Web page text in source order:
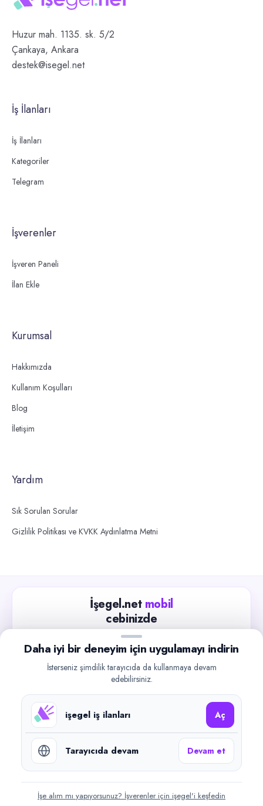
Huzur mah. 1135. sk. 5/2
Çankaya, Ankara
destek@isegel.net
İş İlanları
İş İlanları
Kategoriler
Telegram
İşverenler
İşveren Paneli
İlan Ekle
Kurumsal
Hakkımızda
Kullanım Koşulları
Blog
İletişim
Yardım
Sık Sorulan Sorular
Gizlilik Politikası ve KVKK Aydınlatma Metni
İşegel.net mobil
cebinizde
Güncel iş ilanlarını takip edin, işverenlerle hızlıca
iletişime geçin.
Google Play
©2026işegel.net. Tüm hakları saklıdır.
işegel.net bir ilan yayın platformudur; iş bulma aracılığı veya işe
yerleştirme faaliyeti yapmaz.
Daha iyi bir deneyim için uygulamayı indirin
İsterseniz şimdilik tarayıcıda da kullanmaya devam
edebilirsiniz.
işegel iş ilanları Aç
Tarayıcıda devam Devam et
İşe alım mı yapıyorsunuz? İşverenler için işegel'i keşfedin